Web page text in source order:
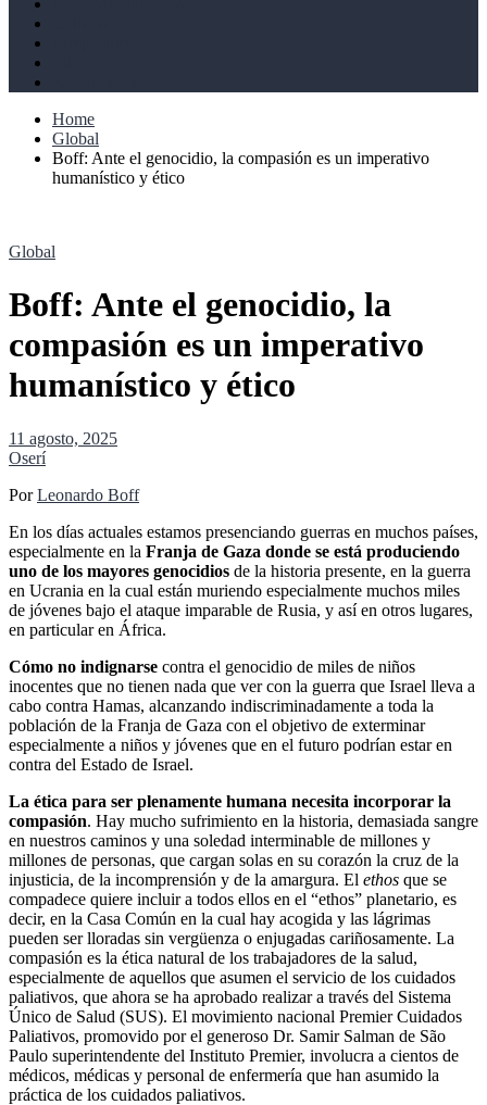
Home
Global
Boff: Ante el genocidio, la compasión es un imperativo
humanístico y ético
Global
Boff: Ante el genocidio, la
compasión es un imperativo
humanístico y ético
11 agosto, 2025
Oserí
Por Leonardo Boff
En los días actuales estamos presenciando guerras en muchos países,
especialmente en la Franja de Gaza donde se está produciendo
uno de los mayores genocidios de la historia presente, en la guerra
en Ucrania en la cual están muriendo especialmente muchos miles
de jóvenes bajo el ataque imparable de Rusia, y así en otros lugares,
en particular en África.
Cómo no indignarse contra el genocidio de miles de niños
inocentes que no tienen nada que ver con la guerra que Israel lleva a
cabo contra Hamas, alcanzando indiscriminadamente a toda la
población de la Franja de Gaza con el objetivo de exterminar
especialmente a niños y jóvenes que en el futuro podrían estar en
contra del Estado de Israel.
La ética para ser plenamente humana necesita incorporar la
compasión. Hay mucho sufrimiento en la historia, demasiada sangre
en nuestros caminos y una soledad interminable de millones y
millones de personas, que cargan solas en su corazón la cruz de la
injusticia, de la incomprensión y de la amargura. El ethos que se
compadece quiere incluir a todos ellos en el “ethos” planetario, es
decir, en la Casa Común en la cual hay acogida y las lágrimas
pueden ser lloradas sin vergüenza o enjugadas cariñosamente. La
compasión es la ética natural de los trabajadores de la salud,
especialmente de aquellos que asumen el servicio de los cuidados
paliativos, que ahora se ha aprobado realizar a través del Sistema
Único de Salud (SUS). El movimiento nacional Premier Cuidados
Paliativos, promovido por el generoso Dr. Samir Salman de São
Paulo superintendente del Instituto Premier, involucra a cientos de
médicos, médicas y personal de enfermería que han asumido la
práctica de los cuidados paliativos.